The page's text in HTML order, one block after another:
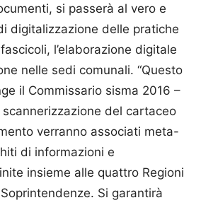
si passerà al vero e
digitalizzazione delle pratiche
l’elaborazione digitale
nelle sedi comunali. “Questo
il Commissario sisma 2016 –
del cartaceo
verranno associati meta-
di informazioni e
insieme alle quattro Regioni
Si garantirà